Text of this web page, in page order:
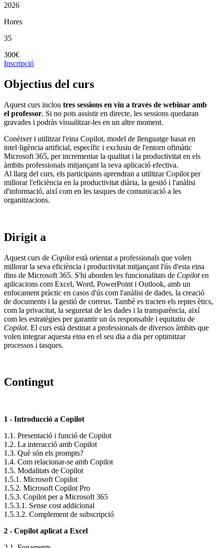
2026
Hores
35
300€
Inscripció
Objectius del curs
Aquest curs inclou tres sessions en viu a través de webinar amb
el professor. Si no pots assistir en directe, les sessions quedaran
gravades i podràs visualitzar-les en un altre moment.
Conèixer i utilitzar l'eina Copilot, model de llenguatge basat en
intel·ligència artificial, específic i exclusiu de l'entorn ofimàtic
Microsoft 365, per incrementar la qualitat i la productivitat en els
àmbits professionals mitjançant la seva aplicació efectiva.
Al llarg del curs, els participants aprendran a utilitzar Copilot per
millorar l'eficiència en la productivitat diària, la gestió i l'anàlisi
d'informació, així com en les tasques de comunicació a les
organitzacions.
Dirigit a
Aquest curs de Copilotestà orientat a professionals que volen
millorar la seva eficiència i productivitat mitjançant l'ús d'esta eina
dins de Microsoft 365. S'hi aborden les funcionalitats de Copiloten
aplicacions com Excel, Word, PowerPoint i Outlook, amb un
enfocament pràctic en casos d'ús com l'anàlisi de dades, la creació
de documents i la gestió de correus. També es tracten els reptes ètics,
com la privacitat, la seguretat de les dades i la transparència, així
com les estratègies per garantir un ús responsable i equitatiu de
Copilot. El curs està destinat a professionals de diversos àmbits que
volen integrar aquesta eina en el seu dia a dia per optimitzar
processos i tasques.
Contingut
1 - Introducció a Copilot
1.1. Presentació i funció de Copilot
1.2. La interacció amb Copilot
1.3. Què són els prompts?
1.4. Com relacionar-se amb Copilot
1.5. Modalitats de Copilot
1.5.1. Microsoft Copilot
1.5.2. Microsoft Copilot Pro
1.5.3. Copilot per a Microsoft 365
1.5.3.1. Sense cost addicional
1.5.3.2. Complement de subscripció
2 - Copilot aplicat a Excel